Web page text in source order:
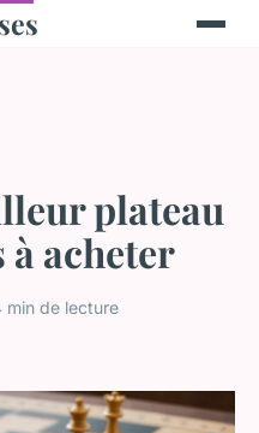
plateau
à acheter
de lecture